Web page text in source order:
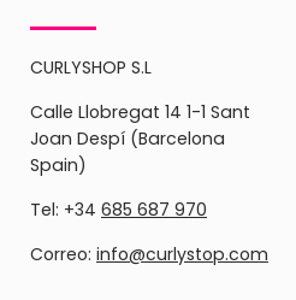
CURLYSHOP S.L
Calle Llobregat 14 1-1 Sant
Joan Despí (Barcelona
Spain)
Tel: +34 685 687 970
Correo: info@curlystop.com